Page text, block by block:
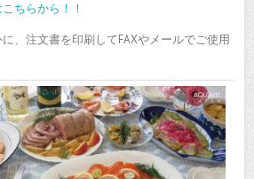
ちらから！！
、注文書を印刷してFAXやメールでご使用